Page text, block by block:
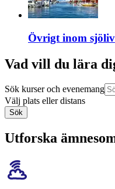
Övrigt inom sjöliv
Vad vill du lära
Sök kurser och evenemang
Välj plats eller distans
Sök
Utforska